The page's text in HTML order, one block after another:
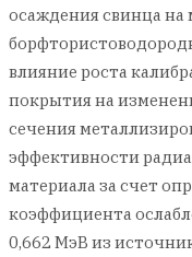
осаждения свинца на
влияние роста
покрытия на
сечения
эффективности
материала за счет
коэффициента
0,662 МэВ из